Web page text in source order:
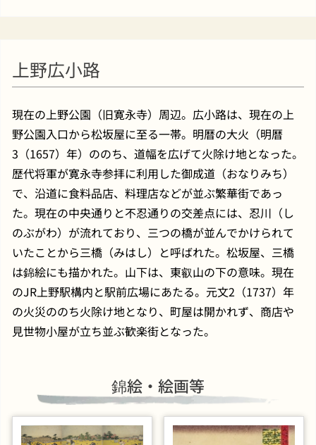
上野広小路
現在の上野公園（旧寛永寺）周辺。広小路は、現在の上
野公園入口から松坂屋に至る一帯。明暦の大火（明暦
3（1657）年）ののち、道幅を広げて火除け地となった。
歴代将軍が寛永寺参拝に利用した御成道（おなりみち）
で、沿道に食料品店、料理店などが並ぶ繁華街であっ
た。現在の中央通りと不忍通りの交差点には、忍川（し
のぶがわ）が流れており、三つの橋が並んでかけられて
いたことから三橋（みはし）と呼ばれた。松坂屋、三橋
は錦絵にも描かれた。山下は、東叡山の下の意味。現在
のJR上野駅構内と駅前広場にあたる。元文2（1737）年
の火災ののち火除け地となり、町屋は開かれず、商店や
見世物小屋が立ち並ぶ歓楽街となった。
錦絵・絵画等